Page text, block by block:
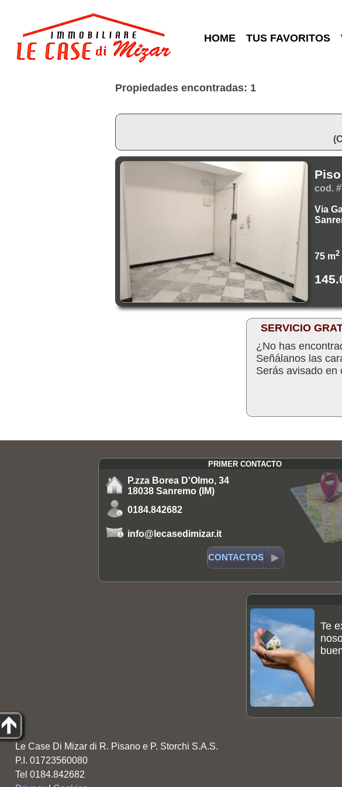
HOME TUS FAVORITOS
Propiedades encontradas: 1
cod.
Via
75 m2
SERVICIO
¿No has
Señálanos las
Serás avisado en
PRIMER CONTACTO
P.zza Borea D'Olmo, 34
18038 Sanremo (IM)
0184.842682
info@lecasedimizar.it
CONTACTOS
Te
Le Case Di Mizar di R. Pisano e P. Storchi S.A.S.
P.I. 01723560080
Tel 0184.842682